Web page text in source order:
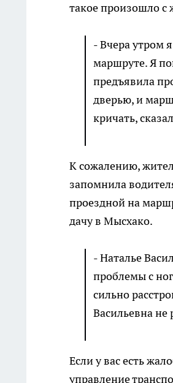
такое произошло
- Вчера утром
маршруте. Я
предъявила
дверью, и
кричать,
К сожалению,
запомнила
проездной на
дачу в Мысхако.
- Наталье
проблемы с
сильно
Васильевна не
Если у вас есть
управление